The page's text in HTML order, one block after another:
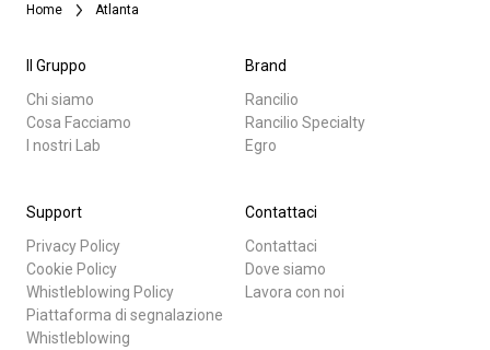
Home Atlanta
Il Gruppo
Chi siamo
Cosa Facciamo
I nostri Lab
Brand
Rancilio
Rancilio Specialty
Egro
Support
Privacy Policy
Cookie Policy
Whistleblowing Policy
Piattaforma di segnalazione
Whistleblowing
Contattaci
Contattaci
Dove siamo
Lavora con noi